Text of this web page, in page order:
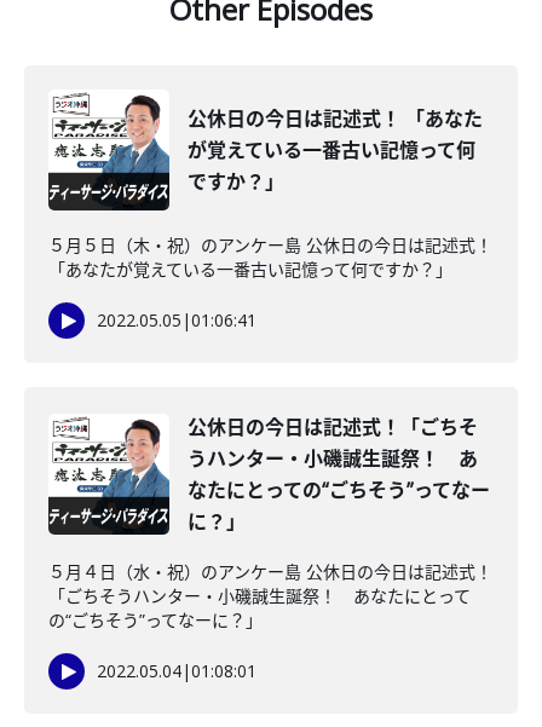
Other Episodes
公休日の今日は記述式！ 「あなた
が覚えている一番古い記憶って何
ですか？」
５月５日（木・祝）のアンケー島 公休日の今日は記述式！
「あなたが覚えている一番古い記憶って何ですか？」
2022.05.05 |01:06:41
公休日の今日は記述式！「ごちそ
うハンター・小磯誠生誕祭！ あ
なたにとっての“ごちそう”ってなー
に？」
５月４日（水・祝）のアンケー島 公休日の今日は記述式！
「ごちそうハンター・小磯誠生誕祭！ あなたにとって
の“ごちそう”ってなーに？」
2022.05.04|01:08:01